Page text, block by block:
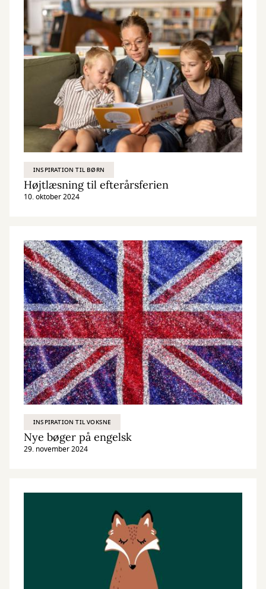
INSPIRATION TIL BØRN
Højtlæsning til efterårsferien
10. oktober 2024
INSPIRATION TIL VOKSNE
Nye bøger på engelsk
29. november 2024